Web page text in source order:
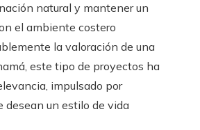
natural y mantener un
el ambiente costero
la valoración de una
este tipo de proyectos ha
impulsado por
desean un estilo de vida